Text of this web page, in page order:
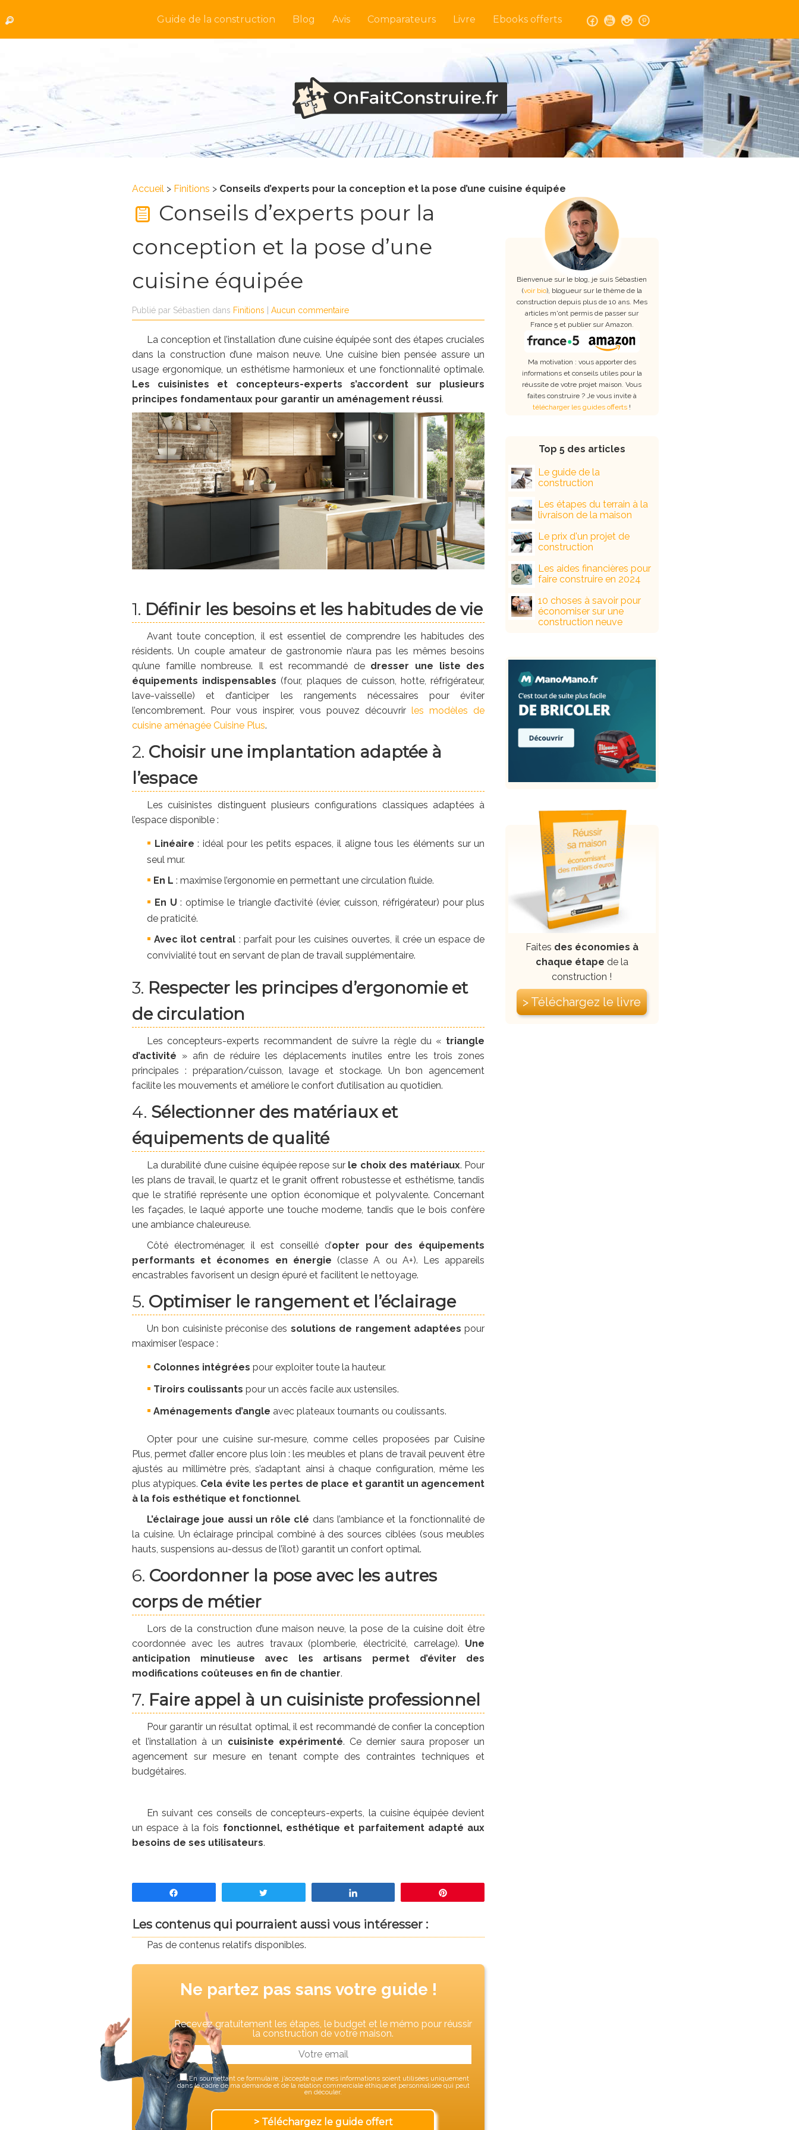
Guide de la construction Blog Avis Comparateurs Livre Ebooks offerts
Accueil > Finitions > Conseils d’experts pour la conception et la pose d’une cuisine équipée
Conseils d’experts pour la
conception et la pose d’une
cuisine équipée
Publié par Sébastien dans Finitions Aucun commentaire
La conception et l’installation d’une cuisine équipée sont des étapes cruciales
dans la construction d’une maison neuve. Une cuisine bien pensée assure un
usage ergonomique, un esthétisme harmonieux et une fonctionnalité optimale.
Les cuisinistes et concepteurs-experts s’accordent sur plusieurs
principes fondamentaux pour garantir un aménagement réussi.
1. Définir les besoins et les habitudes de vie
Avant toute conception, il est essentiel de comprendre les habitudes des
résidents. Un couple amateur de gastronomie n’aura pas les mêmes besoins
qu’une famille nombreuse. Il est recommandé de dresser une liste des
équipements indispensables (four, plaques de cuisson, hotte, réfrigérateur,
lave-vaisselle) et d’anticiper les rangements nécessaires pour éviter
l’encombrement. Pour vous inspirer, vous pouvez découvrirles modèles de
cuisine aménagée Cuisine Plus.
2. Choisir une implantation adaptée à
l’espace
Les cuisinistes distinguent plusieurs configurations classiques adaptées à
l’espace disponible :
Linéaire : idéal pour les petits espaces, il aligne tous les éléments sur un
seul mur.
En L : maximise l’ergonomie en permettant une circulation fluide.
En U : optimise le triangle d’activité (évier, cuisson, réfrigérateur) pour plus
de praticité.
Avec îlot central : parfait pour les cuisines ouvertes, il crée un espace de
convivialité tout en servant de plan de travail supplémentaire.
3. Respecter les principes d’ergonomie et
de circulation
Les concepteurs-experts recommandent de suivre la règle du « triangle
d’activité » afin de réduire les déplacements inutiles entre les trois zones
principales : préparation/cuisson, lavage et stockage. Un bon agencement
facilite les mouvements et améliore le confort d’utilisation au quotidien.
4. Sélectionner des matériaux et
équipements de qualité
La durabilité d’une cuisine équipée repose sur le choix des matériaux. Pour
les plans de travail, le quartz et le granit offrent robustesse et esthétisme, tandis
que le stratifié représente une option économique et polyvalente. Concernant
les façades, le laqué apporte une touche moderne, tandis que le bois confère
une ambiance chaleureuse.
Côté électroménager, il est conseillé d’opter pour des équipements
performants et économes en énergie (classe A ou A+). Les appareils
encastrables favorisent un design épuré et facilitent le nettoyage.
5. Optimiser le rangement et l’éclairage
Un bon cuisiniste préconise des solutions de rangement adaptées pour
maximiser l’espace :
Colonnes intégrées pour exploiter toute la hauteur.
Tiroirs coulissants pour un accès facile aux ustensiles.
Aménagements d’angle avec plateaux tournants ou coulissants.
Opter pour une cuisine sur-mesure, comme celles proposées par Cuisine
Plus, permet d’aller encore plus loin : les meubles et plans de travail peuvent être
ajustés au millimètre près, s’adaptant ainsi à chaque configuration, même les
plus atypiques. Cela évite les pertes de place et garantit un agencement
à la fois esthétique et fonctionnel.
L’éclairage joue aussi un rôle clé dans l’ambiance et la fonctionnalité de
la cuisine. Un éclairage principal combiné à des sources ciblées (sous meubles
hauts, suspensions au-dessus de l’îlot) garantit un confort optimal.
6. Coordonner la pose avec les autres
corps de métier
Lors de la construction d’une maison neuve, la pose de la cuisine doit être
coordonnée avec les autres travaux (plomberie, électricité, carrelage). Une
anticipation minutieuse avec les artisans permet d’éviter des
modifications coûteuses en fin de chantier.
7. Faire appel à un cuisiniste professionnel
Pour garantir un résultat optimal, il est recommandé de confier la conception
et l’installation à un cuisiniste expérimenté. Ce dernier saura proposer un
agencement sur mesure en tenant compte des contraintes techniques et
budgétaires.
En suivant ces conseils de concepteurs-experts, la cuisine équipée devient
un espace à la fois fonctionnel, esthétique et parfaitement adapté aux
besoins de ses utilisateurs.
Les contenus qui pourraient aussi vous intéresser :
Pas de contenus relatifs disponibles.
Ne partez pas sans votre guide !
Recevez gratuitement les étapes, le budget et le mémo pour réussir
la construction de votre maison.
En soumettant ce formulaire, j’accepte que mes informations soient utilisées uniquement
dans le cadre de ma demande et de la relation commerciale éthique et personnalisée qui peut
en découler.
Bienvenue sur le blog, je suis Sébastien
(voir bio), blogueur sur le thème de la
construction depuis plus de 10 ans. Mes
articles m'ont permis de passer sur
France 5 et publier sur Amazon.
Ma motivation : vous apporter des
informations et conseils utiles pour la
réussite de votre projet maison. Vous
faites construire ? Je vous invite à
télécharger les guides offerts !
Top 5 des articles
Le guide de la
construction
Les étapes du terrain à la
livraison de la maison
Le prix d'un projet de
construction
Les aides financières pour
faire construire en 2024
10 choses à savoir pour
économiser sur une
construction neuve
Faites des économies à
chaque étape de la
construction !
> Téléchargez le livre